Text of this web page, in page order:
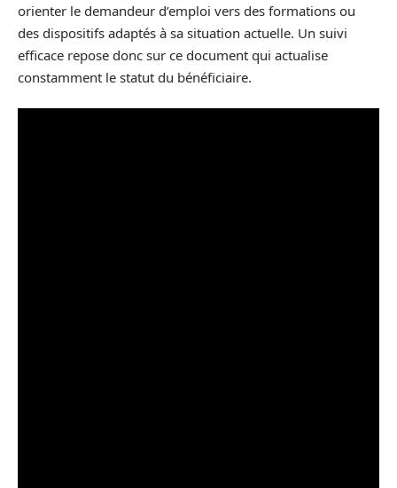
orienter le demandeur d’emploi vers des formations ou
des dispositifs adaptés à sa situation actuelle. Un suivi
efficace repose donc sur ce document qui actualise
constamment le statut du bénéficiaire.